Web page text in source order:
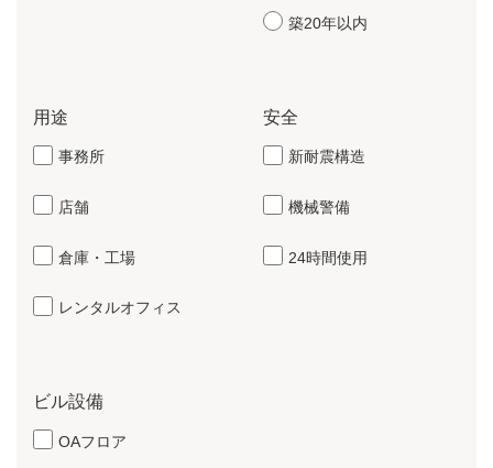
築20年以内
用途
事務所
店舗
倉庫・工場
レンタルオフィス
安全
新耐震構造
機械警備
24時間使用
ビル設備
OAフロア